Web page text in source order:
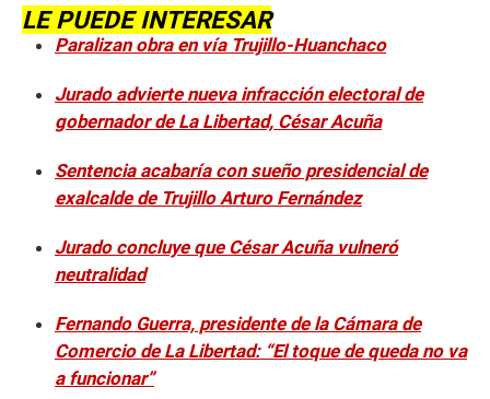
LE PUEDE INTERESAR
Paralizan obra en vía Trujillo-Huanchaco
Jurado advierte nueva infracción electoral de
gobernador de La Libertad, César Acuña
Sentencia acabaría con sueño presidencial de
exalcalde de Trujillo Arturo Fernández
Jurado concluye que César Acuña vulneró
neutralidad
Fernando Guerra, presidente de la Cámara de
Comercio de La Libertad: “El toque de queda no va
a funcionar”